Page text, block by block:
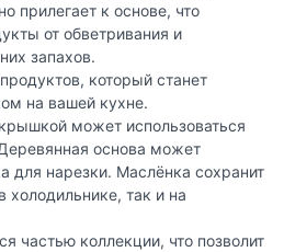
прилегает к основе, что
от обветривания и
запахов.
который станет
на вашей кухне.
может использоваться
основа может
для нарезки. Маслёнка сохранит
так и на
частью коллекции, что позволит